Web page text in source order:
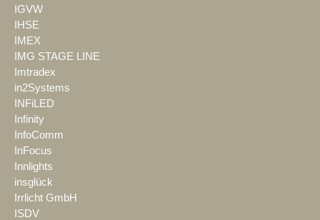
IGVW
IHSE
IMEX
IMG STAGE LINE
Imtradex
in2Systems
INFiLED
Infinity
InfoComm
InFocus
Innlights
insglück
Irrlicht GmbH
ISDV